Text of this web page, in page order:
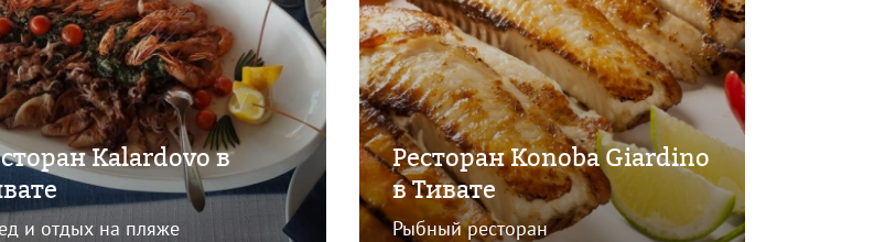
Каlardovo в
и отдых на пляже
Ресторан Konoba Giardino
в Тивате
Рыбный ресторан